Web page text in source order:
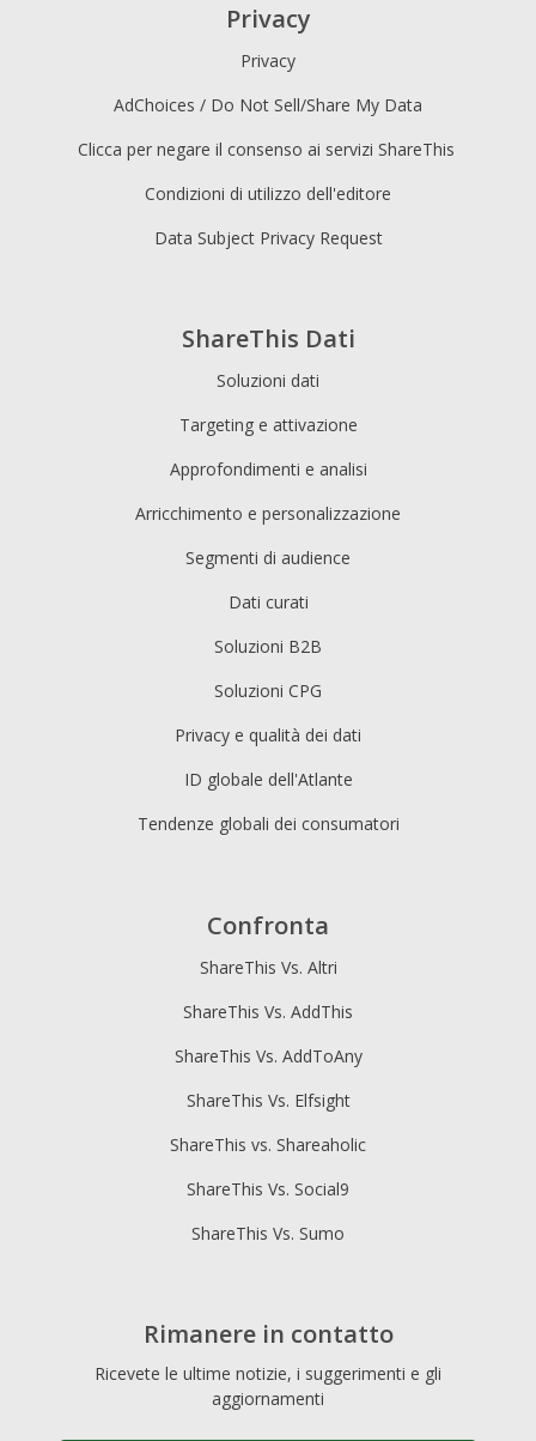
ShareThis Dati
Soluzioni dati
Targeting e attivazione
Approfondimenti e analisi
Arricchimento e personalizzazione
Segmenti di audience
Dati curati
Soluzioni B2B
Soluzioni CPG
Privacy e qualità dei dati
ID globale dell'Atlante
Tendenze globali dei consumatori
Privacy
Privacy
AdChoices / Do Not Sell/Share My Data
Clicca per negare il consenso ai servizi ShareThis
Condizioni di utilizzo dell'editore
Data Subject Privacy Request
Confronta
ShareThis Vs. Altri
ShareThis Vs. AddThis
ShareThis Vs. AddToAny
ShareThis Vs. Elfsight
ShareThis vs. Shareaholic
ShareThis Vs. Social9
ShareThis Vs. Sumo
Rimanere in contatto
Ricevete le ultime notizie, i suggerimenti e gli
aggiornamenti